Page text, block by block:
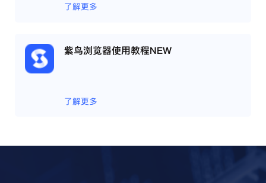
了解更多
紫鸟浏览器使用教程NEW
了解更多